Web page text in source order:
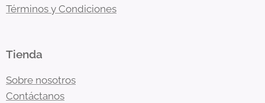
Términos y Condiciones
Tienda
Sobre nosotros
Contáctanos